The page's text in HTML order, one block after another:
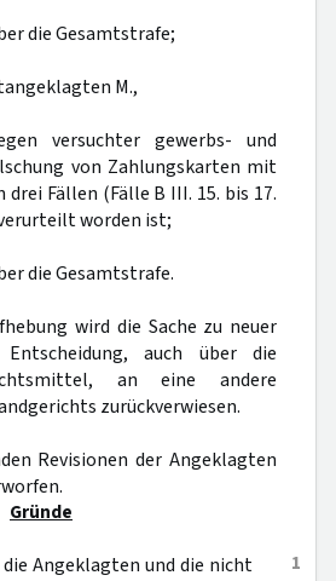
die Gesamtstrafe;
M.,
versuchter gewerbs- und
von Zahlungskarten mit
Fällen (Fälle B III. 15. bis 17.
worden ist;
die Gesamtstrafe.
wird die Sache zu neuer
auch über die
an eine andere
zurückverwiesen.
Revisionen der Angeklagten
Gründe
1
Angeklagten und die nicht